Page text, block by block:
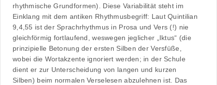
rhythmische Grundformen). Diese Variabilität steht im
Einklang mit dem antiken Rhythmusbegriff: Laut Quintilian
9,4,55 ist der Sprachrhythmus in Prosa und Vers (!) nie
gleichförmig fortlaufend, weswegen jeglicher „Iktus“ (die
prinzipielle Betonung der ersten Silben der Versfüße,
wobei die Wortakzente ignoriert werden; in der Schule
dient er zur Unterscheidung von langen und kurzen
Silben) beim normalen Verselesen abzulehnen ist. Das